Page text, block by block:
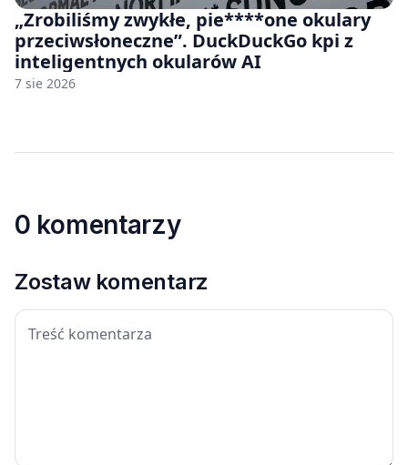
„Zrobiliśmy zwykłe, pie****one okulary
przeciwsłoneczne”. DuckDuckGo kpi z
inteligentnych okularów AI
7 sie 2026
0 komentarzy
Zostaw komentarz